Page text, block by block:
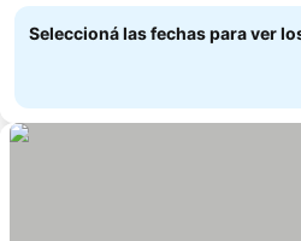
Seleccioná las fechas para ver